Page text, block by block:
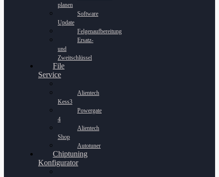
planen
Software
Update
Felgenaufbereitung
Ersatz-
und
Zweitschlüssel
File
Service
Alientech
Kess3
Powergate
4
Alientech
Shop
Autotuner
Chiptuning
Konfigurator